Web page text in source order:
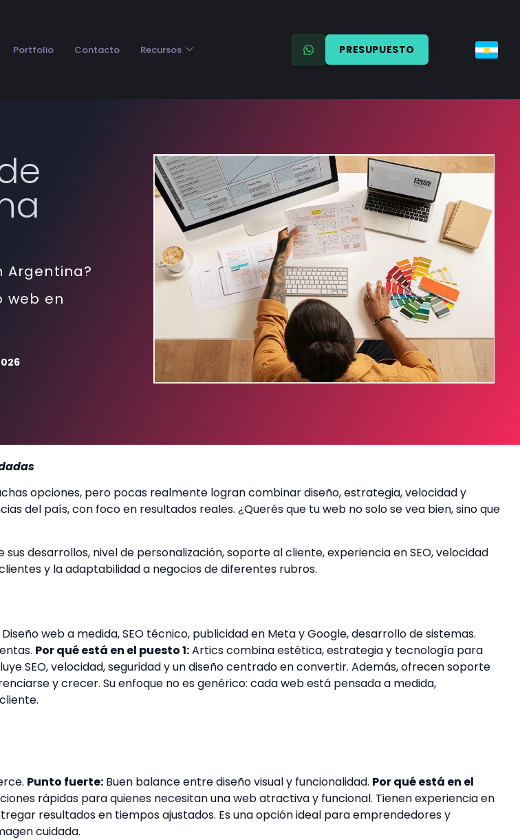
Portfolio Contacto Recursos PRESUPUESTO
Argentina?
web en
opciones, pero pocas realmente logran combinar diseño, estrategia, velocidad y
del país, con foco en resultados reales. ¿Querés que tu web no solo se vea bien, sino que
desarrollos, nivel de personalización, soporte al cliente, experiencia en SEO, velocidad
y la adaptabilidad a negocios de diferentes rubros.
Diseño web a medida, SEO técnico, publicidad en Meta y Google, desarrollo de sistemas.
Por qué está en el puesto 1:Artics combina estética, estrategia y tecnología para
SEO, velocidad, seguridad y un diseño centrado en convertir. Además, ofrecen soporte
y crecer. Su enfoque no es genérico: cada web está pensada a medida,
Punto fuerte: Buen balance entre diseño visual y funcionalidad. Por qué está en el
rápidas para quienes necesitan una web atractiva y funcional. Tienen experiencia en
resultados en tiempos ajustados. Es una opción ideal para emprendedores y
cuidada.